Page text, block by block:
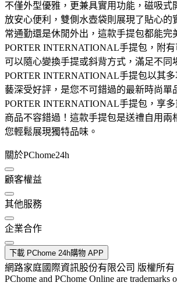
不僅外型優雅，更兼具實用功能，磁吸式
放安心便利，雙側水壺袋則展現了貼心的
常通勤還是休閒外出，這款手提包都能完
PORTER INTERNATIONAL手提包，附
可以隨心變換手提或斜背方式，滿足不同
PORTER INTERNATIONAL手提包以其
藝深受好評，是您不可錯過的最新時尚單
PORTER INTERNATIONAL手提包，享
商品不容錯過！這款手提包是送禮自用兩
您輕鬆展現獨特品味。
關於PChome24h
顧客權益
其他服務
企業合作
下載 PChome 24h購物 APP
網路家庭國際資訊股份有限公司 版權所有
PChome and PChome Online are trademarks